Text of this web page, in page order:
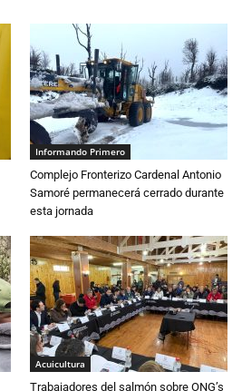
Informando Primero
Complejo Fronterizo Cardenal Antonio
Samoré permanecerá cerrado durante
esta jornada
Acuicultura
Trabajadores del salmón sobre ONG’s